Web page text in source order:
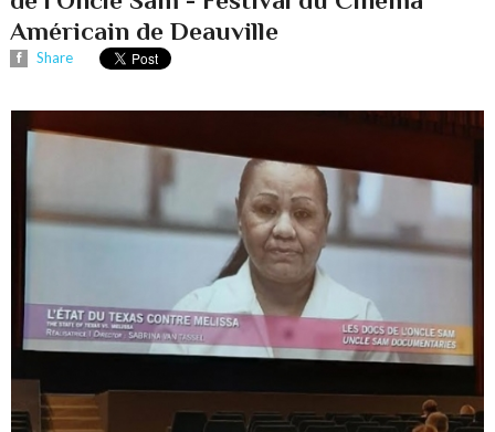
Américain de Deauville
Share